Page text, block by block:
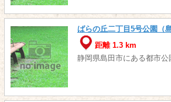
ばらの丘二丁目5号公園（島
距離 1.3 km
静岡県島田市にある都市公